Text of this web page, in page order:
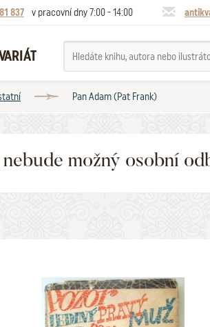
837 v pracovní dny 7:00 - 14:00
Pan Adam (Pat Frank)
možný osobní